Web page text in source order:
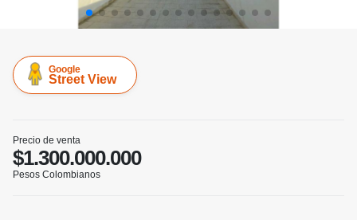
Google
Street View
Precio de venta
$1.300.000.000
Pesos Colombianos